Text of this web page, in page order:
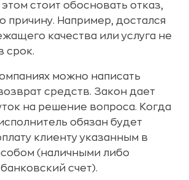
стоит обосновать отказ,
причину. Например, достался
качества или услуга не
срок.
можно написать
средств. Закон дает
на решение вопроса. Когда
обязан будет
клиенту указанным в
(наличными либо
счет).